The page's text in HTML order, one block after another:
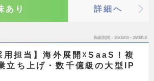
あり 詳細へ
掲載期間 26/08/03～26/08/16
用担当】海外展開☓SaaS！複
立ち上げ・数千億級の大型IP